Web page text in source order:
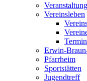
Vereinsleben
Erwin-
Pfarrheim
Sportstätten
Jugendtreff